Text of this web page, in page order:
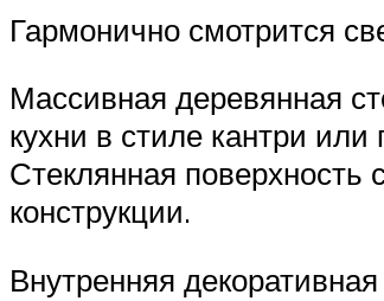
Гармонично смотрится
Массивная деревянная
кухни в стиле кантри
Стеклянная поверхность
конструкции.
Внутренняя